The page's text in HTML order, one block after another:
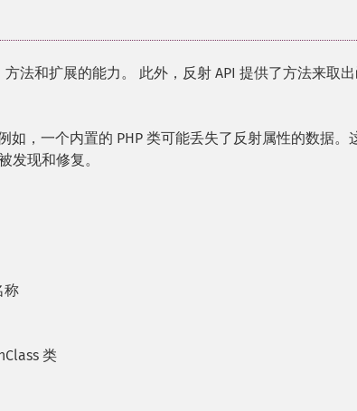
法和扩展的能力。 此外，反射 API 提供了方法来取
如，一个内置的 PHP 类可能丢失了反射属性的数据。
发现和修复。
称
类